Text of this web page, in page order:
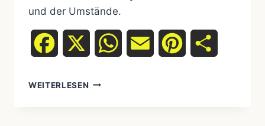
und der Umstände.
Facebook WhatsAppEmail Pinterest
WEITERLESEN MALINCHE